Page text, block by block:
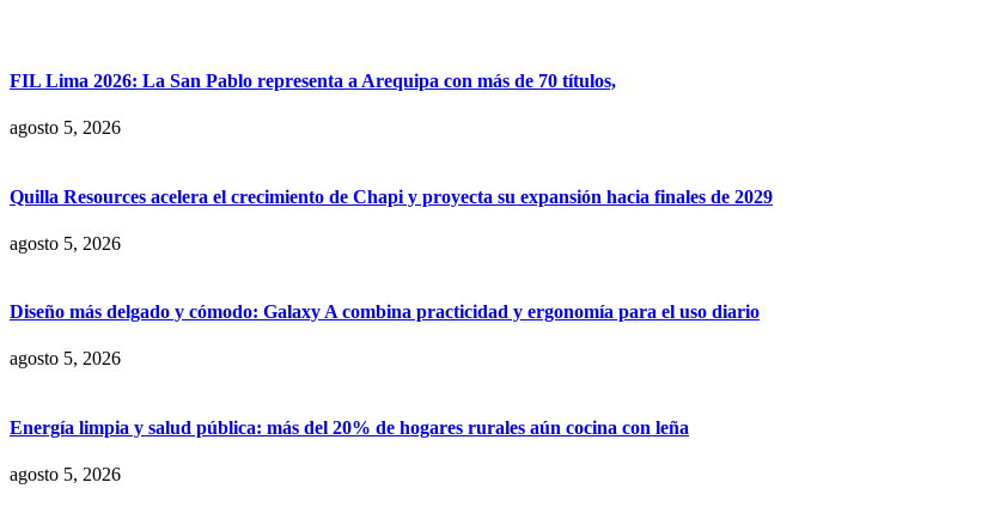
FIL Lima 2026: La San Pablo representa a Arequipa con más de 70 títulos,
agosto 5, 2026
Quilla Resources acelera el crecimiento de Chapi y proyecta su expansión hacia finales de 2029
agosto 5, 2026
Diseño más delgado y cómodo: Galaxy A combina practicidad y ergonomía para el uso diario
agosto 5, 2026
Energía limpia y salud pública: más del 20% de hogares rurales aún cocina con leña
agosto 5, 2026